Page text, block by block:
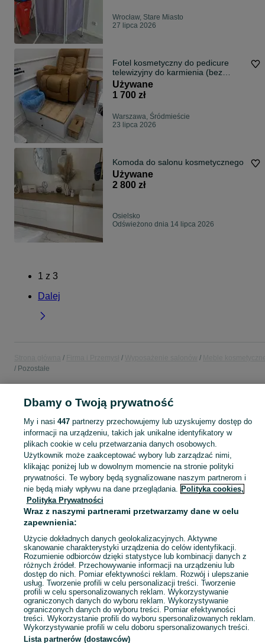
Wrocław, Stare Miasto
27 lipca 2026
Fotel kosmetyczny do pedicure
telewizyjny do karmienia (bez
podestu)
Używane
1 700 zł
Warszawa, Śródmieście
23 lipca 2026
Komoda do salonu kosmetycznego
Używane
2 800 zł
Osielsko
Odświeżono dnia 14 lipca 2026
1 z 3
Dalej
Pozostałe
POLSKA
KATEGORIA
Zobacz
Mapa kategorii
Mapa miejscowości
Mapa ministron
Popularne wyszukiwania
Dbamy o Twoją prywatność
My i nasi 447partnerzy przechowujemy lub uzyskujemy dostęp do
informacji na urządzeniu, takich jak unikalne identyfikatory w
plikach cookie w celu przetwarzania danych osobowych.
Użytkownik może zaakceptować wybory lub zarządzać nimi,
klikając poniżej lub w dowolnym momencie na stronie polityki
prywatności. Te wybory będą sygnalizowane naszym partnerom i
nie będą miały wpływu na dane przeglądania. Polityka cookies,
Polityka Prywatności
Wraz z naszymi partnerami przetwarzamy dane w celu
zapewnienia:
Użycie dokładnych danych geolokalizacyjnych. Aktywne
skanowanie charakterystyki urządzenia do celów identyfikacji.
Rozumienie odbiorców dzięki statystyce lub kombinacji danych z
różnych źródeł. Przechowywanie informacji na urządzeniu lub
dostęp do nich. Pomiar efektywności reklam. Rozwój i ulepszanie
usług. Tworzenie profili w celu personalizacji treści. Tworzenie
profili w celu spersonalizowanych reklam. Wykorzystywanie
ograniczonych danych do wyboru reklam. Wykorzystywanie
ograniczonych danych do wyboru treści. Pomiar efektywności
treści. Wykorzystanie profili do wyboru spersonalizowanych reklam.
Wykorzystywanie profili w celu doboru spersonalizowanych treści.
Lista partnerów (dostawców)